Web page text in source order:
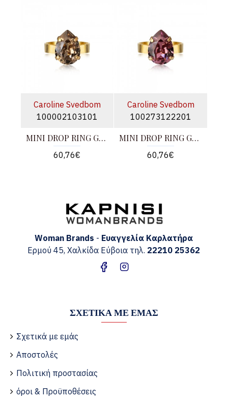
Caroline Svedbom
100002103101
MINI DROP RING GOLD
60,76€
Caroline Svedbom
100273122201
MINI DROP RING GOLD
60,76€
Woman Brands - Ευαγγελία Καρλατήρα
Ερμού 45, Χαλκίδα Εύβοια τηλ. 22210 25362
ΣΧΕΤΙΚΆ ΜΕ ΕΜΆΣ
Σχετικά με εμάς
Αποστολές
Πολιτική προστασίας
όροι & Προϋποθέσεις